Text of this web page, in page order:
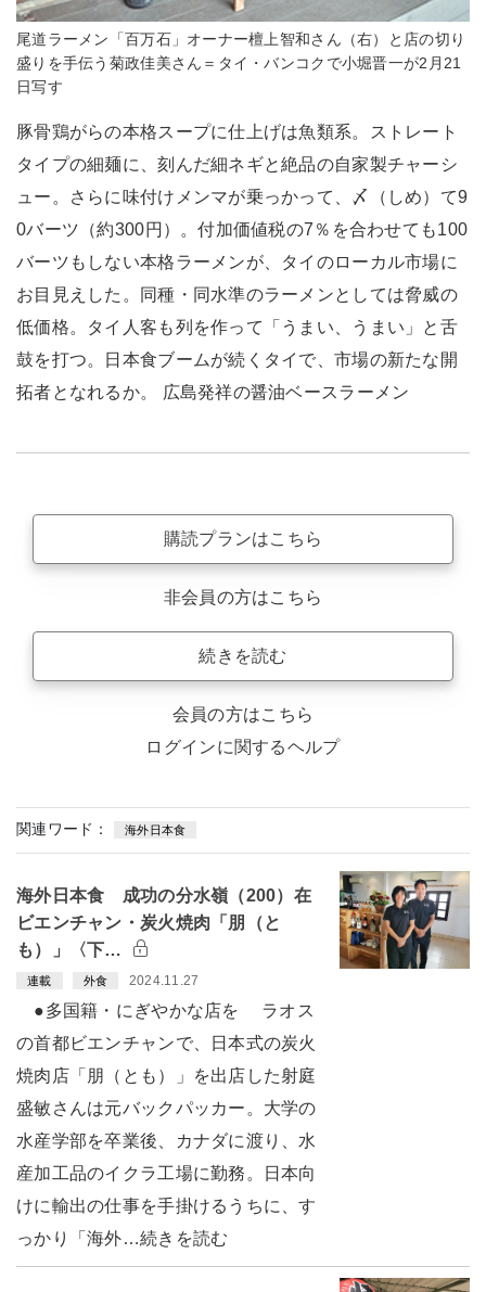
尾道ラーメン「百万石」オーナー檀上智和さん（右）と店の切り
盛りを手伝う菊政佳美さん＝タイ・バンコクで小堀晋一が2月21
日写す
豚骨鶏がらの本格スープに仕上げは魚類系。ストレート
タイプの細麺に、刻んだ細ネギと絶品の自家製チャーシ
ュー。さらに味付けメンマが乗っかって、〆（しめ）て9
0バーツ（約300円）。付加価値税の7％を合わせても100
バーツもしない本格ラーメンが、タイのローカル市場に
お目見えした。同種・同水準のラーメンとしては脅威の
低価格。タイ人客も列を作って「うまい、うまい」と舌
鼓を打つ。日本食ブームが続くタイで、市場の新たな開
拓者となれるか。 広島発祥の醤油ベースラーメン
購読プランはこちら
非会員の方はこちら
続きを読む
会員の方はこちら
ログインに関するヘルプ
関連ワード： 海外日本食
海外日本食 成功の分水嶺（200）在
ビエンチャン・炭火焼肉「朋（と
も）」〈下…
連載 外食 2024.11.27
●多国籍・にぎやかな店を ラオス
の首都ビエンチャンで、日本式の炭火
焼肉店「朋（とも）」を出店した射庭
盛敏さんは元バックパッカー。大学の
水産学部を卒業後、カナダに渡り、水
産加工品のイクラ工場に勤務。日本向
けに輸出の仕事を手掛けるうちに、す
っかり「海外…続きを読む